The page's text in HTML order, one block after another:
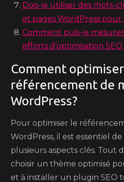
Dois-je utiliser des mots-
et pages WordPress pour
Comment puis-je
efforts d’optimisation
Comment
référencement de
WordPress?
Pour optimiser le
WordPress, il est essentiel
plusieurs aspects clés. Tout
choisir un thème optimisé
et à installer un plugin SEO